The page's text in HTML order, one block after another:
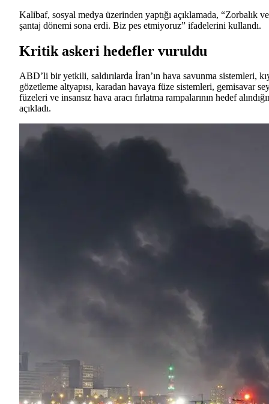
Kalibaf, sosyal medya üzerinden yaptığı açıklamada, “Zorbalık ve
şantaj dönemi sona erdi. Biz pes etmiyoruz” ifadelerini kullandı.
Kritik askeri hedefler vuruldu
ABD’li bir yetkili, saldırılarda İran’ın hava savunma sistemleri,
gözetleme altyapısı, karadan havaya füze sistemleri, gemisavar
füzeleri ve insansız hava aracı fırlatma rampalarının hedef
açıkladı.